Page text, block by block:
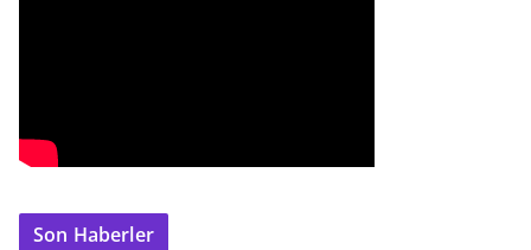
Son Haberler